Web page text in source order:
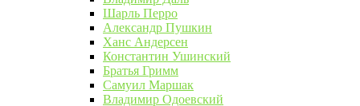
Шарль Перро
Александр Пушкин
Ханс Андерсен
Константин Ушинский
Братья Гримм
Самуил Маршак
Владимир Одоевский